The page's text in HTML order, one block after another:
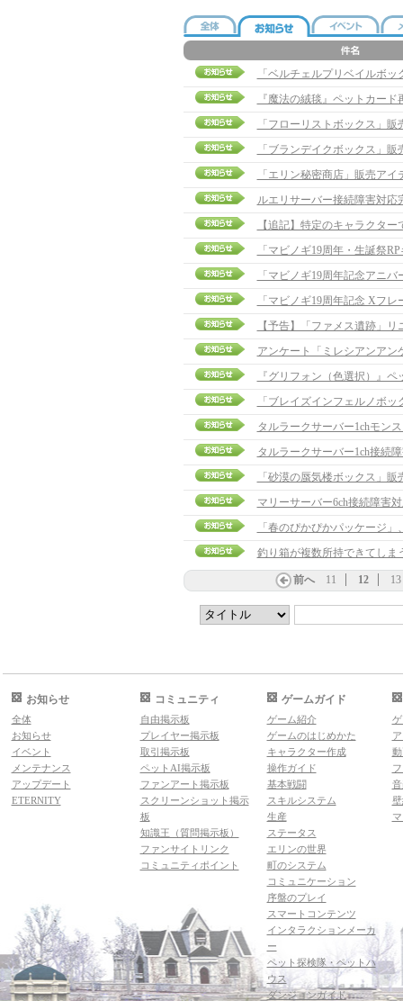
「ベルチェルプリベイルボ
『魔法の絨毯』ペットカー
「フローリストボックス」
「ブランデイクボックス」
「エリン秘密商店」販売ア
ルエリサーバー接続障害対応
【追記】特定のキャラクタ
「マビノギ19周年・生誕祭
「マビノギ19周年記念アニ
「マビノギ19周年記念 Xフ
【予告】「ファメス遺跡」
アンケート「ミレシアンアン
『グリフォン（色選択）』
「ブレイズインフェルノボ
タルラークサーバー1chモン
タルラークサーバー1ch接続
「砂漠の蜃気楼ボックス」
マリーサーバー6ch接続障害
「春のぴかぴかパッケージ
釣り箱が複数所持できてしま
前へ 11 12 13
お知らせ
全体
お知らせ
イベント
メンテナンス
アップデート
ETERNITY
コミュニティ
自由掲示板
プレイヤー掲示板
取引掲示板
ペットAI掲示板
ファンアート掲示板
スクリーンショット掲示
板
知識王（質問掲示板）
ファンサイトリンク
コミュニティポイント
ゲームガイド
ゲーム紹介
ゲームのはじめかた
キャラクター作成
操作ガイド
基本戦闘
スキルシステム
生産
ステータス
エリンの世界
町のシステム
コミュニケーション
序盤のプレイ
スマートコンテンツ
インタラクションメーカ
ー
ペット探検隊・ペットハ
ウス
ダンジョンガイド